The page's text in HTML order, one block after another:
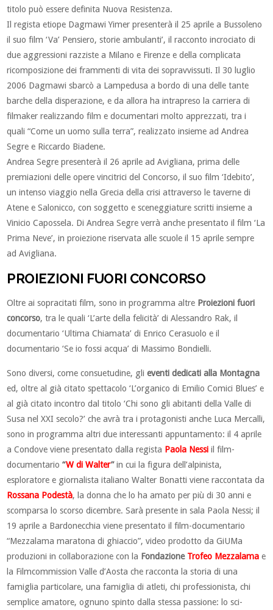
titolo può essere definita Nuova Resistenza.
Il regista etiope Dagmawi Yimer presenterà il 25 aprile a Bussoleno
il suo film ‘Va’ Pensiero, storie ambulanti’, il racconto incrociato di
due aggressioni razziste a Milano e Firenze e della complicata
ricomposizione dei frammenti di vita dei sopravvissuti. Il 30 luglio
2006 Dagmawi sbarcò a Lampedusa a bordo di una delle tante
barche della disperazione, e da allora ha intrapreso la carriera di
filmaker realizzando film e documentari molto apprezzati, tra i
quali “Come un uomo sulla terra”, realizzato insieme ad Andrea
Segre e Riccardo Biadene.
Andrea Segre presenterà il 26 aprile ad Avigliana, prima delle
premiazioni delle opere vincitrici del Concorso, il suo film ‘Idebito’,
un intenso viaggio nella Grecia della crisi attraverso le taverne di
Atene e Salonicco, con soggetto e sceneggiature scritti insieme a
Vinicio Capossela. Di Andrea Segre verrà anche presentato il film ‘La
Prima Neve’, in proiezione riservata alle scuole il 15 aprile sempre
ad Avigliana.
PROIEZIONI FUORI CONCORSO
Oltre ai sopracitati film, sono in programma altre Proiezioni fuori
concorso, tra le quali ‘L’arte della felicità’ di Alessandro Rak, il
documentario ‘Ultima Chiamata’ di Enrico Cerasuolo e il
documentario ‘Se io fossi acqua’ di Massimo Bondielli.
Sono diversi, come consuetudine, glieventi dedicati alla Montagna
ed, oltre al già citato spettacolo ‘L’organico di Emilio Comici Blues’ e
al già citato incontro dal titolo ‘Chi sono gli abitanti della Valle di
Susa nel XXI secolo?’ che avrà tra i protagonisti anche Luca Mercalli,
sono in programma altri due interessanti appuntamento: il 4 aprile
a Condove viene presentato dalla regista Paola Nessi il film-
documentario“W di Walter”in cui la figura dell’alpinista,
esploratore e giornalista italiano Walter Bonatti viene raccontata da
Rossana Podestà, la donna che lo ha amato per più di 30 anni e
scomparsa lo scorso dicembre. Sarà presente in sala Paola Nessi; il
19 aprile a Bardonecchia viene presentato il film-documentario
“Mezzalama maratona di ghiaccio”, video prodotto da GiUMa
produzioni in collaborazione con la Fondazione Trofeo Mezzalama e
la Filmcommission Valle d’Aosta che racconta la storia di una
famiglia particolare, una famiglia di atleti, chi professionista, chi
semplice amatore, ognuno spinto dalla stessa passione: lo sci-